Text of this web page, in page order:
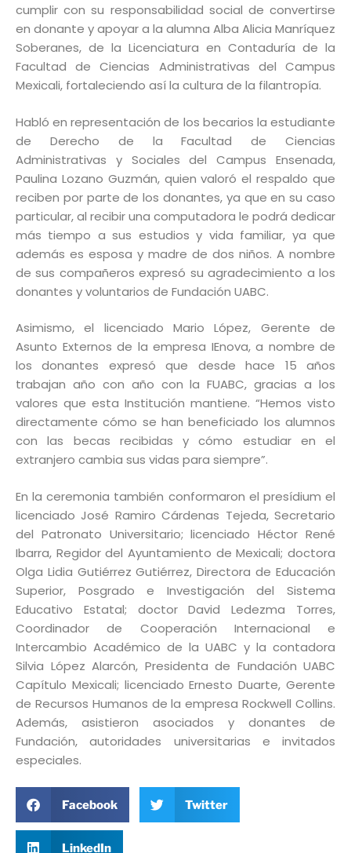
cumplir con su responsabilidad social de convertirse
en donante y apoyar a la alumna Alba Alicia Manríquez
Soberanes, de la Licenciatura en Contaduría de la
Facultad de Ciencias Administrativas del Campus
Mexicali, fortaleciendo así la cultura de la filantropía.
Habló en representación de los becarios la estudiante
de Derecho de la Facultad de Ciencias
Administrativas y Sociales del Campus Ensenada,
Paulina Lozano Guzmán, quien valoró el respaldo que
reciben por parte de los donantes, ya que en su caso
particular, al recibir una computadora le podrá dedicar
más tiempo a sus estudios y vida familiar, ya que
además es esposa y madre de dos niños. A nombre
de sus compañeros expresó su agradecimiento a los
donantes y voluntarios de Fundación UABC.
Asimismo, el licenciado Mario López, Gerente de
Asunto Externos de la empresa IEnova, a nombre de
los donantes expresó que desde hace 15 años
trabajan año con año con la FUABC, gracias a los
valores que esta Institución mantiene. “Hemos visto
directamente cómo se han beneficiado los alumnos
con las becas recibidas y cómo estudiar en el
extranjero cambia sus vidas para siempre”.
En la ceremonia también conformaron el presídium el
licenciado José Ramiro Cárdenas Tejeda, Secretario
del Patronato Universitario; licenciado Héctor René
Ibarra, Regidor del Ayuntamiento de Mexicali; doctora
Olga Lidia Gutiérrez Gutiérrez, Directora de Educación
Superior, Posgrado e Investigación del Sistema
Educativo Estatal; doctor David Ledezma Torres,
Coordinador de Cooperación Internacional e
Intercambio Académico de la UABC y la contadora
Silvia López Alarcón, Presidenta de Fundación UABC
Capítulo Mexicali; licenciado Ernesto Duarte, Gerente
de Recursos Humanos de la empresa Rockwell Collins.
Además, asistieron asociados y donantes de
Fundación, autoridades universitarias e invitados
especiales.
Facebook Twitter
LinkedIn